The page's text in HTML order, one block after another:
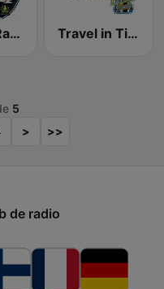
Luquillo Radio Travel in Time Music
5
> >>
de radio